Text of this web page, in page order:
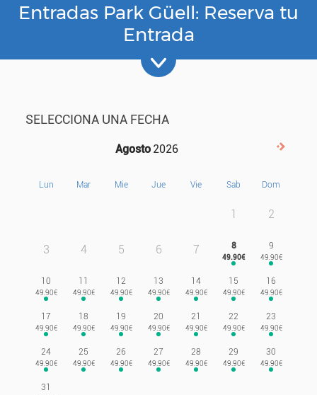
Entradas Park Güell: Reserva tu
Entrada
SELECCIONA UNA FECHA
Agosto 2026
Lun Mar Mie Jue Vie Sab Dom
1 2
3 4 5 6 7 8 9
10 11 12 13 14 15 16
17 18 19 20 21 22 23
24 25 26 27 28 29 30
31